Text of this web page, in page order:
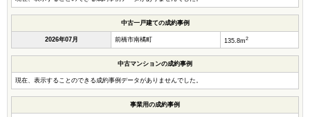
中古一戸建ての成約事例
2026年07月 前橋市南橘町 135.8m2
中古マンションの成約事例
現在、表示することのできる成約事例データがありませんでした。
事業用の成約事例